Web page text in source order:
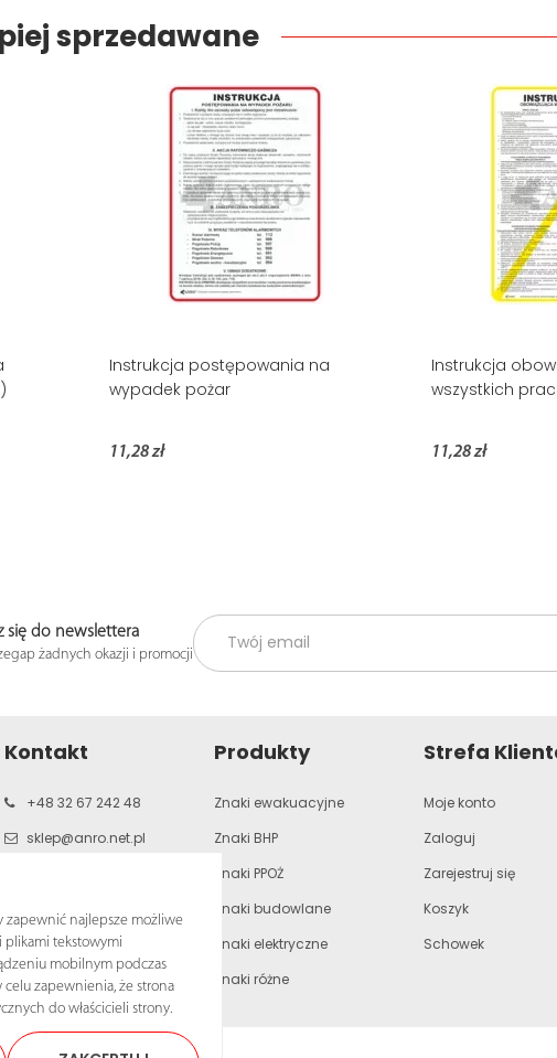
sprzedawane
Instrukcja postępowania na
wypadek pożar
11,28 zł
Instrukcja
wszystkich
11,28 zł
się do newslettera
żadnych okazji i promocji
Kontakt
+48 32 67 242 48
sklep@anro.net.pl
Produkty
Znaki ewakuacyjne
Znaki BHP
Znaki PPOŻ
Znaki budowlane
Znaki elektryczne
Znaki różne
Strefa
Moje konto
Zaloguj
Zarejestruj się
Koszyk
Schowek
zapewnić najlepsze możliwe
plikami tekstowymi
mobilnym podczas
zapewnienia, że strona
do właścicieli strony.